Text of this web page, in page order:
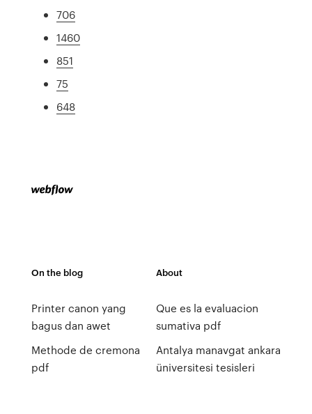
706
1460
851
75
648
On the blog
Printer canon yang
bagus dan awet
Methode de cremona
pdf
About
Que es la evaluacion
sumativa pdf
Antalya manavgat ankara
üniversitesi tesisleri